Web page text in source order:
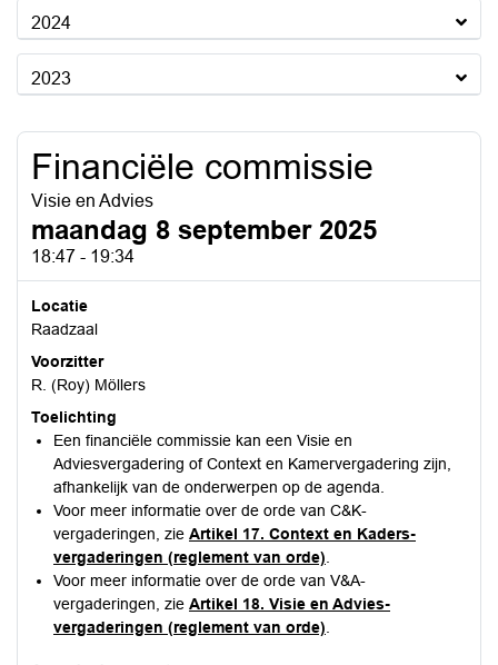
2024
2023
Financiële commissie
Visie en Advies
maandag 8 september 2025
18:47 - 19:34
Locatie
Raadzaal
Voorzitter
R. (Roy) Möllers
Toelichting
Een financiële commissie kan een Visie en
Adviesvergadering of Context en Kamervergadering zijn,
afhankelijk van de onderwerpen op de agenda.
Voor meer informatie over de orde van C&K-
vergaderingen, zie Artikel 17. Context en Kaders-
vergaderingen (reglement van orde)
Voor meer informatie over de orde van V&A-
vergaderingen, zie Artikel 18. Visie en Advies-
vergaderingen (reglement van orde)